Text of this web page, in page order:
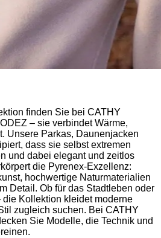
finden Sie bei CATHY
– sie verbindet Wärme,
Unsere Parkas, Daunenjacken
dass sie selbst extremen
und dabei elegant und zeitlos
die Pyrenex-Exzellenz:
hochwertige Naturmaterialien
Detail. Ob für das Stadtleben oder
Kollektion kleidet moderne
zugleich suchen. Bei CATHY
Sie Modelle, die Technik und